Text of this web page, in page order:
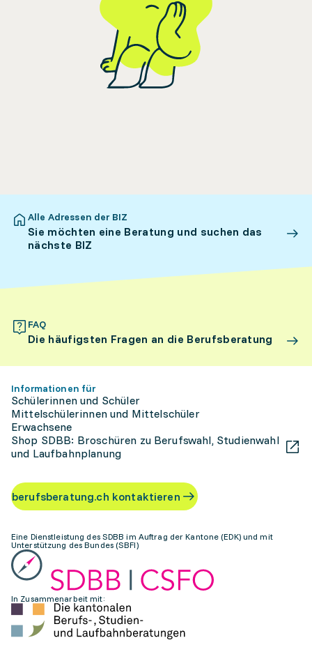
Alle Adressen der BIZ
Sie möchten eine Beratung und suchen das
nächste BIZ
FAQ
Die häufigsten Fragen an die Berufsberatung
Informationen für
Schülerinnen und Schüler
Mittelschülerinnen und Mittelschüler
Erwachsene
Shop SDBB: Broschüren zu Berufswahl, Studienwahl
und Laufbahnplanung
berufsberatung.ch kontaktieren
Eine Dienstleistung des SDBB im Auftrag der Kantone (EDK) und mit
Unterstützung des Bundes (SBFI)
In Zusammenarbeit mit: